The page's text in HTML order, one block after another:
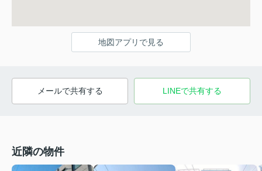
地図アプリで見る
メールで共有する LINEで共有する
近隣の物件